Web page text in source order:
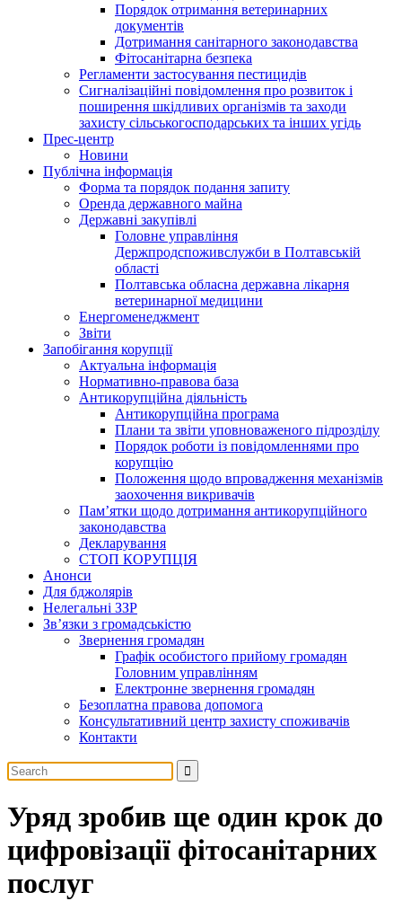
Порядок отримання ветеринарних
документів
Дотримання санітарного законодавства
Фітосанітарна безпека
Регламенти застосування пестицидів
Сигналізаційні повідомлення про розвиток і
поширення шкідливих організмів та заходи
захисту сільськогосподарських та інших угідь
Прес-центр
Новини
Публічна інформація
Форма та порядок подання запиту
Оренда державного майна
Державні закупівлі
Головне управління
Держпродспоживслужби в Полтавській
області
Полтавська обласна державна лікарня
ветеринарної медицини
Енергоменеджмент
Звіти
Запобігання корупції
Актуальна інформація
Нормативно-правова база
Антикорупційна діяльність
Антикорупційна програма
Плани та звіти уповноваженого підрозділу
Порядок роботи із повідомленнями про
корупцію
Положення щодо впровадження механізмів
заохочення викривачів
Пам’ятки щодо дотримання антикорупційного
законодавства
Декларування
СТОП КОРУПЦІЯ
Анонси
Для бджолярів
Нелегальні ЗЗР
Зв’язки з громадськістю
Звернення громадян
Графік особистого прийому громадян
Головним управлінням
Електронне звернення громадян
Безоплатна правова допомога
Консультативний центр захисту споживачів
Контакти
Уряд зробив ще один крок до
цифровізації фітосанітарних
послуг